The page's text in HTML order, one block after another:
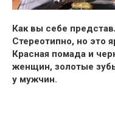
Как вы себе
Стереотипно, но это
Красная помада и
женщин, золотые
у мужчин.